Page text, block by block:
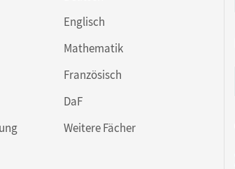
Englisch
Mathematik
Französisch
DaF
Weitere Fächer